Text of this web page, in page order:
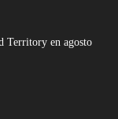
Territory en agosto